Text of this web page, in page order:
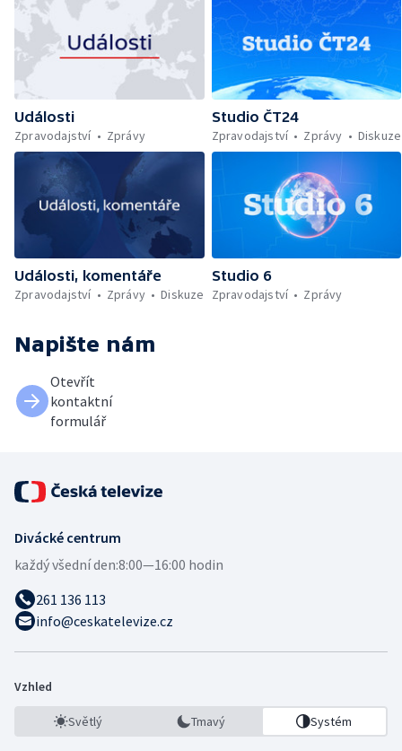
Události
Zpravodajství
Zprávy
Studio ČT24
Zpravodajství
Zprávy Diskuze
Události, komentáře
Zpravodajství
Zprávy Diskuze
Studio 6
Zpravodajství
Zprávy
Napište nám
Otevřít
kontaktní
formulář
Divácké centrum
každý všední den:8:00—16:00 hodin
261 136 113
info@ceskatelevize.cz
Vzhled
Světlý Tmavý Systém